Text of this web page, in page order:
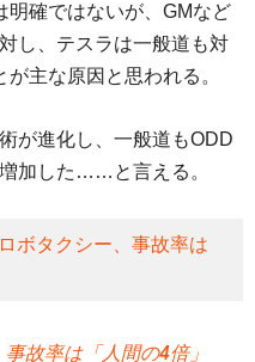
明確ではないが、GMなど
し、テスラは一般道も対
主な原因と思われる。
が進化し、一般道もODD
加した……と言える。
ボタクシー、事故率は
故率は「人間の4倍」